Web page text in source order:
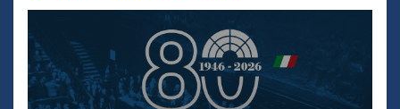
Cerca
Circuito chiuso digitale